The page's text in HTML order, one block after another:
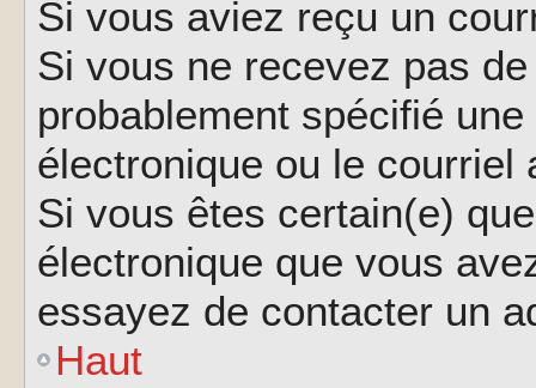
Si vous aviez reçu un
Si vous ne recevez pas
probablement spécifié
électronique ou le courriel
Si vous êtes certain(e)
électronique que vous
essayez de contacter un
Haut